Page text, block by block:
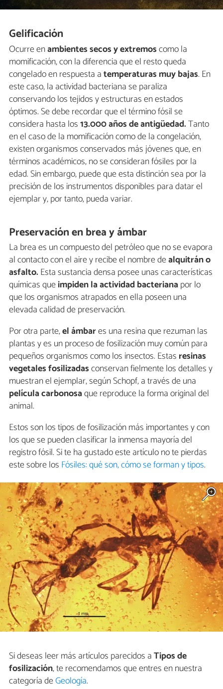
Gelificación
Ocurre enambientes secosy extremoscomo la
momificación, con la diferencia que el resto queda
congelado en respuesta atemperaturas muy bajas. En
este caso, la actividad bacteriana se paraliza
conservando los tejidos y estructuras en estados
óptimos. Se debe recordar que el término fósil se
considera hasta los13.000 años de antigüedad.Tanto
en el caso de la momificación como de la congelación,
existen organismos conservados más jóvenes que, en
términos académicos, no se consideran fósiles por la
edad. Sin embargo, puede que esta distinción sea por la
precisión de los instrumentos disponibles para datar el
ejemplar y, por tanto, pueda variar.
Preservación en brea y ámbar
La brea es un compuesto del petróleo que no se evapora
al contacto con el aire y recibe el nombre dealquitrán o
asfalto.Esta sustancia densa posee unas características
químicas queimpiden la actividad bacterianapor lo
que los organismos atrapados en ella poseen una
elevada calidad de preservación.
Por otra parte,elámbares una resina que rezuman las
plantas y es un proceso de fosilización muy común para
pequeños organismos como los insectos. Estas resinas
vegetales fosilizadasconservan fielmente los detalles y
muestran el ejemplar, según Schopf, a través de una
película carbonosaque reproduce la forma original del
animal.
Estos son los tipos de fosilización más importantes y con
los que se pueden clasificar la inmensa mayoría del
registro fósil. Si te ha gustado este artículo no te pierdas
este sobre los Fósiles: qué son, cómo se forman y tipos.
Si deseas leer más artículos parecidos aTipos de
fosilización, te recomendamos que entres en nuestra
categoría deGeología.